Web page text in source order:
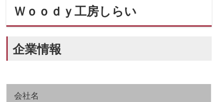
Ｗｏｏｄｙ工房しらい
企業情報
会社名